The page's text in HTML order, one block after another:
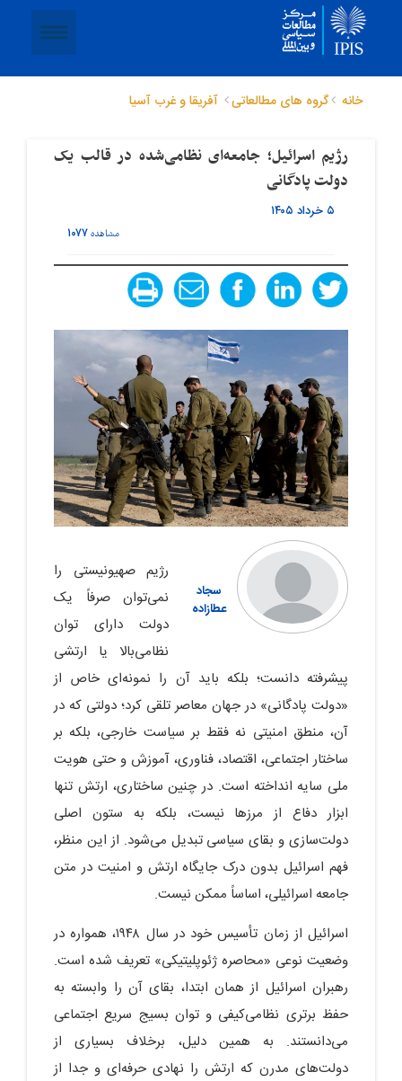
خانه گروه های مطالعاتی آفریقا و غرب آسیا
رژیم اسرائیل؛ جامعه‌ای نظامی‌شده در قالب یک
دولت پادگانی
۵ خرداد ۱۴۰۵
مشاهده۱۰۷۷
سجاد
عطازاده
رژیم صهیونیستی را
نمی‌توان صرفاً یک
دولت دارای توان
نظامی‌بالا یا ارتشی
پیشرفته دانست؛ بلکه باید آن را نمونه‌ای خاص از
«دولت پادگانی» در جهان معاصر تلقی کرد؛ دولتی که در
آن، منطق امنیتی نه فقط بر سیاست خارجی، بلکه بر
ساختار اجتماعی، اقتصاد، فناوری، آموزش و حتی هویت
ملی سایه انداخته است. در چنین ساختاری، ارتش تنها
ابزار دفاع از مرزها نیست، بلکه به ستون اصلی
دولت‌سازی و بقای سیاسی تبدیل می‌شود. از این منظر،
فهم اسرائیل بدون درک جایگاه ارتش و امنیت در متن
جامعه اسرائیلی، اساساً ممکن نیست.
اسرائیل از زمان تأسیس خود در سال ۱۹۴۸، همواره در
وضعیت نوعی «محاصره ژئوپلیتیکی» تعریف شده است.
رهبران اسرائیل از همان ابتدا، بقای آن را وابسته به
حفظ برتری نظامی‌کیفی و توان بسیج سریع اجتماعی
می‌دانستند. به همین دلیل، برخلاف بسیاری از
دولت‌های مدرن که ارتش را نهادی حرفه‌ای و جدا از